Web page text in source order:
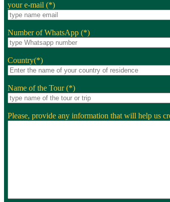
your e-mail (*)
Number of WhatsApp (*)
Country(*)
Name of the Tour (*)
Please, provide any information that will help us